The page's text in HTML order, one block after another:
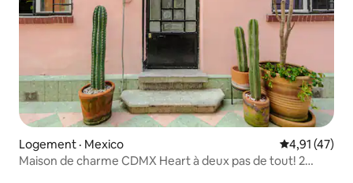
Logement · Mexico Note
4,91 (47)
Maison de charme CDMX Heart à deux pas de tout! 2